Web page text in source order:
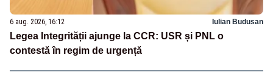
6 aug. 2026, 16:12 Iulian Budusan
Legea Integrității ajunge la CCR: USR și PNL o
contestă în regim de urgență